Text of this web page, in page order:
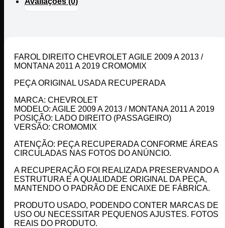
FAROL DIREITO CHEVROLET AGILE 2009 A 2013 /
MONTANA 2011 A 2019 CROMOMIX
PEÇA ORIGINAL USADA RECUPERADA
MARCA: CHEVROLET
MODELO: AGILE 2009 A 2013 / MONTANA 2011 A 2019
POSIÇÃO: LADO DIREITO (PASSAGEIRO)
VERSÃO: CROMOMIX
ATENÇÃO: PEÇA RECUPERADA CONFORME ÁREAS
CIRCULADAS NAS FOTOS DO ANÚNCIO.
A RECUPERAÇÃO FOI REALIZADA PRESERVANDO A
ESTRUTURA E A QUALIDADE ORIGINAL DA PEÇA,
MANTENDO O PADRÃO DE ENCAIXE DE FÁBRICA.
PRODUTO USADO, PODENDO CONTER MARCAS DE
USO OU NECESSITAR PEQUENOS AJUSTES. FOTOS
REAIS DO PRODUTO.